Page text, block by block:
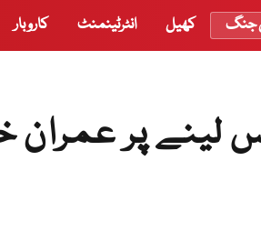
جنگ کھیل انٹرٹینمنٹ کاروبار
لینے پر عمران